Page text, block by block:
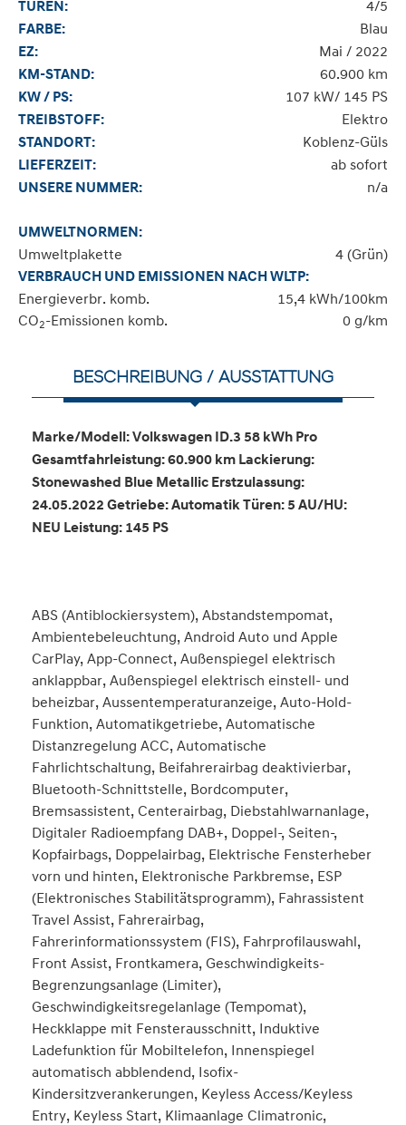
TÜREN:
4/5
FARBE:
Blau
EZ:
Mai / 2022
KM-STAND:
60.900 km
KW / PS:
107 kW/ 145 PS
TREIBSTOFF:
Elektro
STANDORT:
Koblenz-Güls
LIEFERZEIT:
ab sofort
UNSERE NUMMER:
n/a
UMWELTNORMEN:
Umweltplakette
4 (Grün)
VERBRAUCH UND EMISSIONEN NACH WLTP:
Energieverbr. komb.
15,4 kWh/100km
CO2-Emissionen komb. 0 g/km
BESCHREIBUNG / AUSSTATTUNG
Marke/Modell: Volkswagen ID.3 58 kWh Pro
Gesamtfahrleistung: 60.900 km Lackierung:
Stonewashed Blue Metallic Erstzulassung:
24.05.2022 Getriebe: Automatik Türen: 5 AU/HU:
NEU Leistung: 145 PS
ABS (Antiblockiersystem), Abstandstempomat,
Ambientebeleuchtung, Android Auto und Apple
CarPlay, App-Connect, Außenspiegel elektrisch
anklappbar, Außenspiegel elektrisch einstell- und
beheizbar, Aussentemperaturanzeige, Auto-Hold-
Funktion, Automatikgetriebe, Automatische
Distanzregelung ACC, Automatische
Fahrlichtschaltung, Beifahrerairbag deaktivierbar,
Bluetooth-Schnittstelle, Bordcomputer,
Bremsassistent, Centerairbag, Diebstahlwarnanlage,
Digitaler Radioempfang DAB+, Doppel-, Seiten-,
Kopfairbags, Doppelairbag, Elektrische Fensterheber
vorn und hinten, Elektronische Parkbremse, ESP
(Elektronisches Stabilitätsprogramm), Fahrassistent
Travel Assist, Fahrerairbag,
Fahrerinformationssystem (FIS), Fahrprofilauswahl,
Front Assist, Frontkamera, Geschwindigkeits-
Begrenzungsanlage (Limiter),
Geschwindigkeitsregelanlage (Tempomat),
Heckklappe mit Fensterausschnitt, Induktive
Ladefunktion für Mobiltelefon, Innenspiegel
automatisch abblendend, Isofix-
Kindersitzverankerungen, Keyless Access/Keyless
Entry, Keyless Start, Klimaanlage Climatronic,